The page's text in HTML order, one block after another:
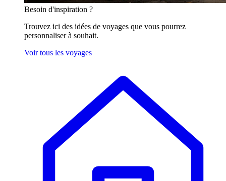
Besoin d'inspiration ?
Trouvez ici des idées de voyages que vous pourrez
personnaliser à souhait.
Voir tous les voyages